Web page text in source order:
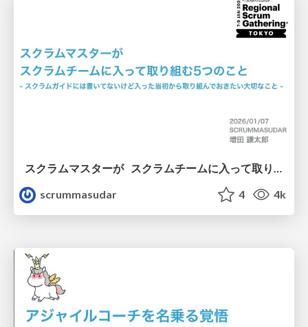
scrummasudar
4 4k